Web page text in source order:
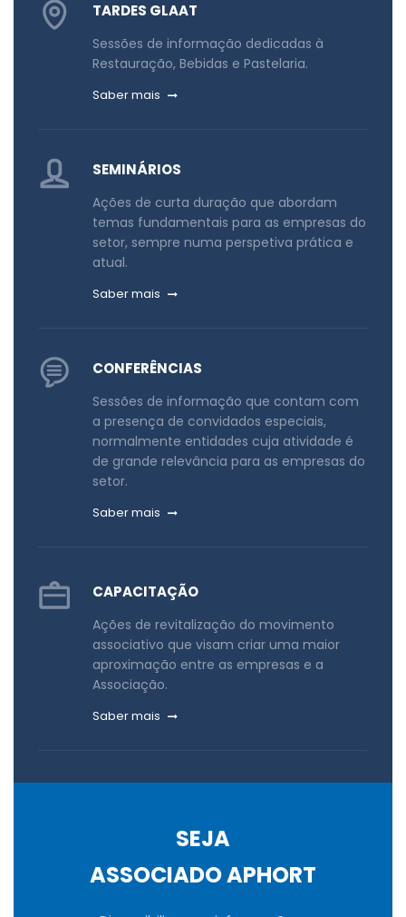
TARDES GLAAT
Sessões de informação dedicadas à
Restauração, Bebidas e Pastelaria.
Saber mais
SEMINÁRIOS
Ações de curta duração que abordam
temas fundamentais para as empresas do
setor, sempre numa perspetiva prática e
atual.
Saber mais
CONFERÊNCIAS
Sessões de informação que contam com
a presença de convidados especiais,
normalmente entidades cuja atividade é
de grande relevância para as empresas do
setor.
Saber mais
CAPACITAÇÃO
Ações de revitalização do movimento
associativo que visam criar uma maior
aproximação entre as empresas e a
Associação.
Saber mais
SEJA
ASSOCIADO APHORT